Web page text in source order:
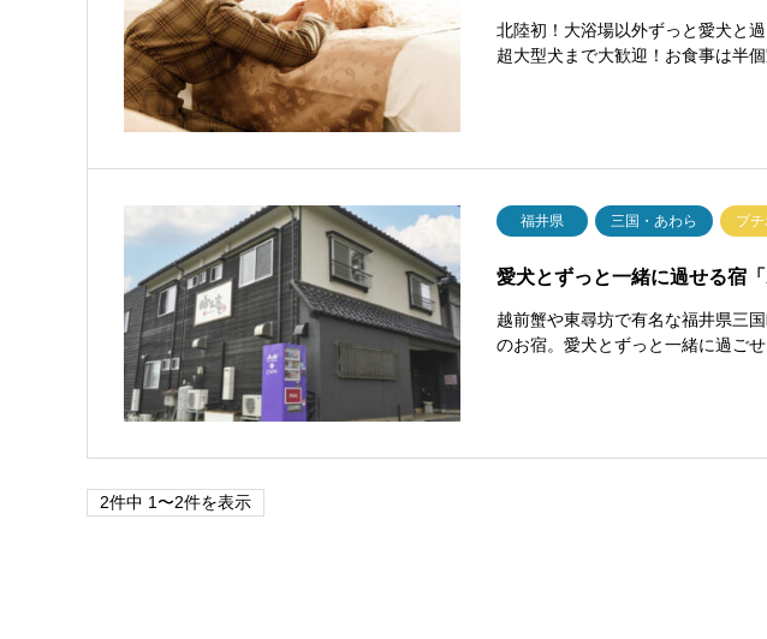
北陸初！大浴場以外ずっと愛犬と
超大型犬まで大歓迎！お食事は半
福井県 三国・あわら プ
愛犬とずっと一緒に過せる宿「
越前蟹や東尋坊で有名な福井県三
のお宿。愛犬とずっと一緒に過ご
2件中 1〜2件を表示